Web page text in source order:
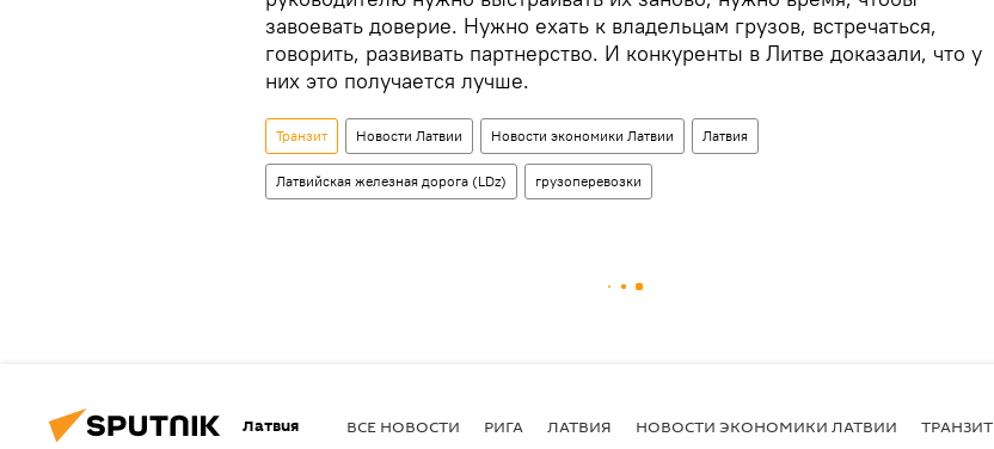
завоевать доверие. Нужно ехать к владельцам грузов, встречаться,
говорить, развивать партнерство. И конкуренты в Литве доказали, что у
них это получается лучше.
Транзит Новости Латвии Новости экономики Латвии Латвия
Латвийская железная дорога (LDz) грузоперевозки
Латвия ВСЕ НОВОСТИ РИГА ЛАТВИЯ НОВОСТИ ЭКОНОМИКИ ЛАТВИИ ТРАНЗИТ